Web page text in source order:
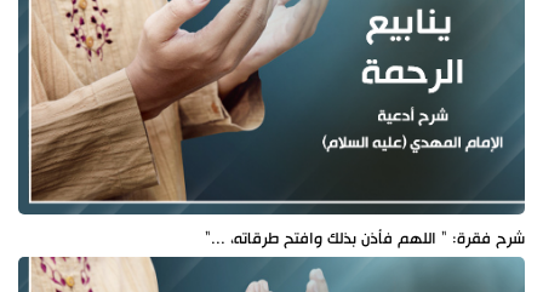
شرح فقرة: " اللهم فأذن بذلك وافتح طرقاته، ..."